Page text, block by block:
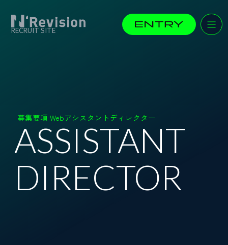
RECRUIT SITE
募集要項 Webアシスタントディレクター
ASSISTANT
DIRECTOR